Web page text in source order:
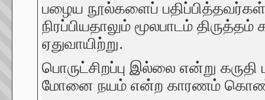
பழைய நூல்களைப்
நிரப்பியதாலும் மூலபாடம்
ஏதுவாயிற்று.
பொருட்சிறப்பு இல்லை என்று
மோனை நயம் என்ற காரணம்